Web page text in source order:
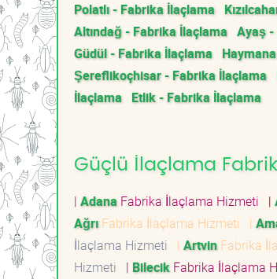
Polatlı - Fabrika İlaçlama
Altındağ - Fabrika İlaçlama Ayaş -
Güdül - Fabrika İlaçlama
Şereflikoçhisar - Fabrika İlaçlama
İlaçlama Etlik - Fabrika İlaçlama
Güçlü İlaçlama
| Adana Fabrika İlaçlama Hizmeti |
AğrıFabrika İlaçlama Hizmeti |
İlaçlama Hizmeti
| ArtvinFabrika
Hizmeti
| Bilecik Fabrika İlaçlama